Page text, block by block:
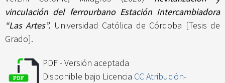
vinculación del ferrourbano Estación Intercambiadora
“Las Artes”. Universidad Católica de Córdoba [Tesis de
Grado].
PDF - Versión aceptada
Disponible bajo Licencia CC Atribución-